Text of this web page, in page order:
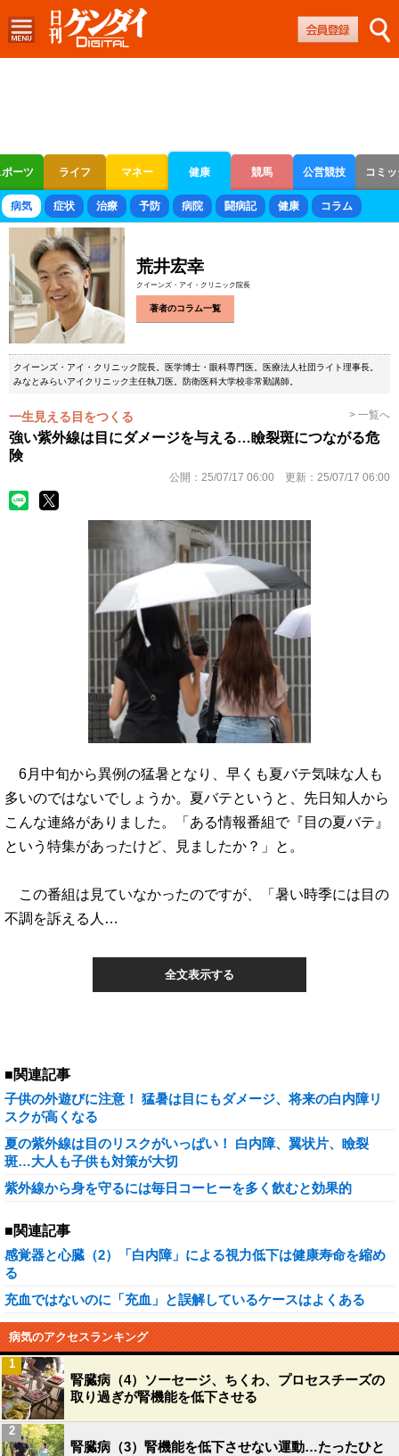
ーツ ライフ マネー 健康 競馬 公営競技 コミ
ボートレース 競輪 オートレース
病気 症状 治療 予防 病院 闘病記 健康 コラム
荒井宏幸
クイーンズ・アイ・クリニック院長
著者のコラム一覧
クイーンズ・アイ・クリニック院長。医学博士・眼科専門医。医療法人社団ライト理事長。
みなとみらいアイクリニック主任執刀医。防衛医科大学校非常勤講師。
一生見える目をつくる > 一覧へ
強い紫外線は目にダメージを与える…瞼裂斑につながる危
険
公開： 25/07/17 06:00 更新： 25/07/17 06:00
6月中旬から異例の猛暑となり、早くも夏バテ気味な人も
多いのではないでしょうか。夏バテというと、先日知人から
こんな連絡がありました。「ある情報番組で『目の夏バテ』
という特集があったけど、見ましたか？」と。
この番組は見ていなかったのですが、「暑い時季には目の
不調を訴える人…
全文表示する
■関連記事
子供の外遊びに注意！ 猛暑は目にもダメージ、将来の白内障リ
スクが高くなる
夏の紫外線は目のリスクがいっぱい！ 白内障、翼状片、瞼裂
斑…大人も子供も対策が大切
紫外線から身を守るには毎日コーヒーを多く飲むと効果的
■関連記事
感覚器と心臓（2）「白内障」による視力低下は健康寿命を縮め
る
充血ではないのに「充血」と誤解しているケースはよくある
病気のアクセスランキング
腎臓病（4）ソーセージ、ちくわ、プロセスチーズの
取り過ぎが腎機能を低下させる
1
腎臓病（3）腎機能を低下させない運動…たったひと
2